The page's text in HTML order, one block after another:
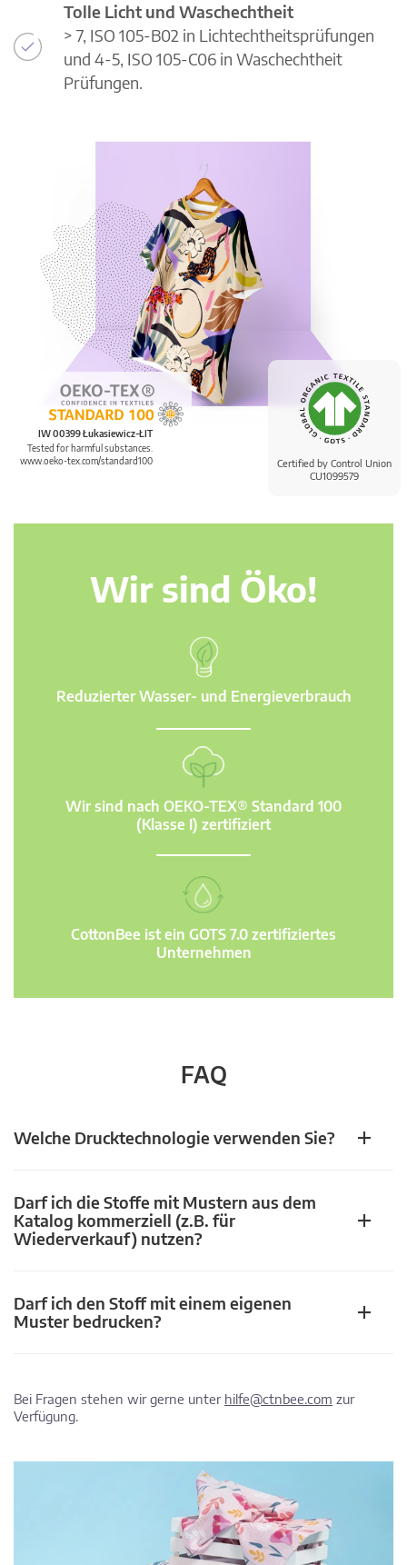
Certified by Control Union
CU1099579
IW 00399 Łukasiewicz-ŁIT
Tested for harmful substances.
www.oeko-tex.com/standard100
Tolle Licht und Waschechtheit
> 7, ISO 105-B02 in Lichtechtheitsprüfungen
und 4-5, ISO 105-C06 in Waschechtheit
Prüfungen.
Wir sind Öko!
Reduzierter Wasser- und Energieverbrauch
Wir sind nach OEKO-TEX® Standard 100
(Klasse I) zertifiziert
CottonBee ist ein GOTS 7.0 zertifiziertes
Unternehmen
FAQ
Welche Drucktechnologie verwenden Sie?
Darf ich die Stoffe mit Mustern aus dem
Katalog kommerziell (z.B. für
Wiederverkauf) nutzen?
Darf ich den Stoff mit einem eigenen
Muster bedrucken?
Bei Fragen stehen wir gerne unter hilfe@ctnbee.com zur
Verfügung.